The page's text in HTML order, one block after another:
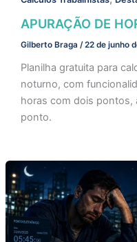
APURAÇÃO DE
Gilberto Braga /22 de junho
Planilha gratuita para
noturno, com
horas com dois pontos,
ponto.